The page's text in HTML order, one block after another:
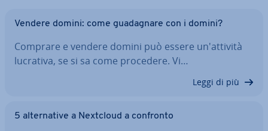
Vendere domini: come gua­da­gna­re con i domini?
Comprare e vendere domini può essere un'at­ti­vi­tà
lucrativa, se si sa come procedere. Vi…
Leggi di più
5 al­ter­na­ti­ve a Nextcloud a confronto